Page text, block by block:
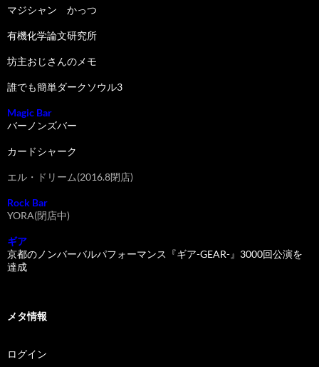
マジシャン かっつ
有機化学論文研究所
坊主おじさんのメモ
誰でも簡単ダークソウル3
Magic Bar
バーノンズバー
カードシャーク
エル・ドリーム(2016.8閉店)
Rock Bar
YORA(閉店中)
ギア
京都のノンバーバルパフォーマンス『ギア-GEAR-』3000回公演を
達成
メタ情報
ログイン